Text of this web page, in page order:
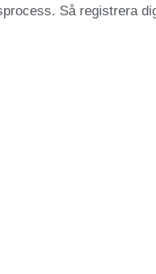
Så registrera